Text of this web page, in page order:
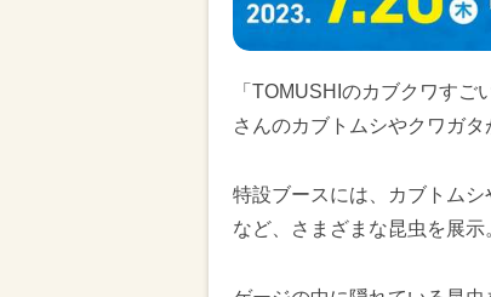
「TOMUSHIのカブクワすご
さんのカブトムシやクワガタ
特設ブースには、カブトム
など、さまざまな昆虫を展示